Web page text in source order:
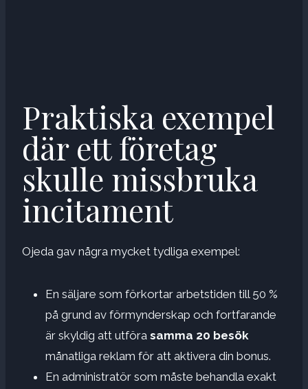
Praktiska exempel
där ett företag
skulle missbruka
incitament
Ojeda gav några mycket tydliga exempel:
En säljare som förkortar arbetstiden till 50 %
på grund av förmynderskap och fortfarande
är skyldig att utföra samma 20 besök
månatliga reklam för att aktivera din bonus.
En administratör som måste behandla exakt